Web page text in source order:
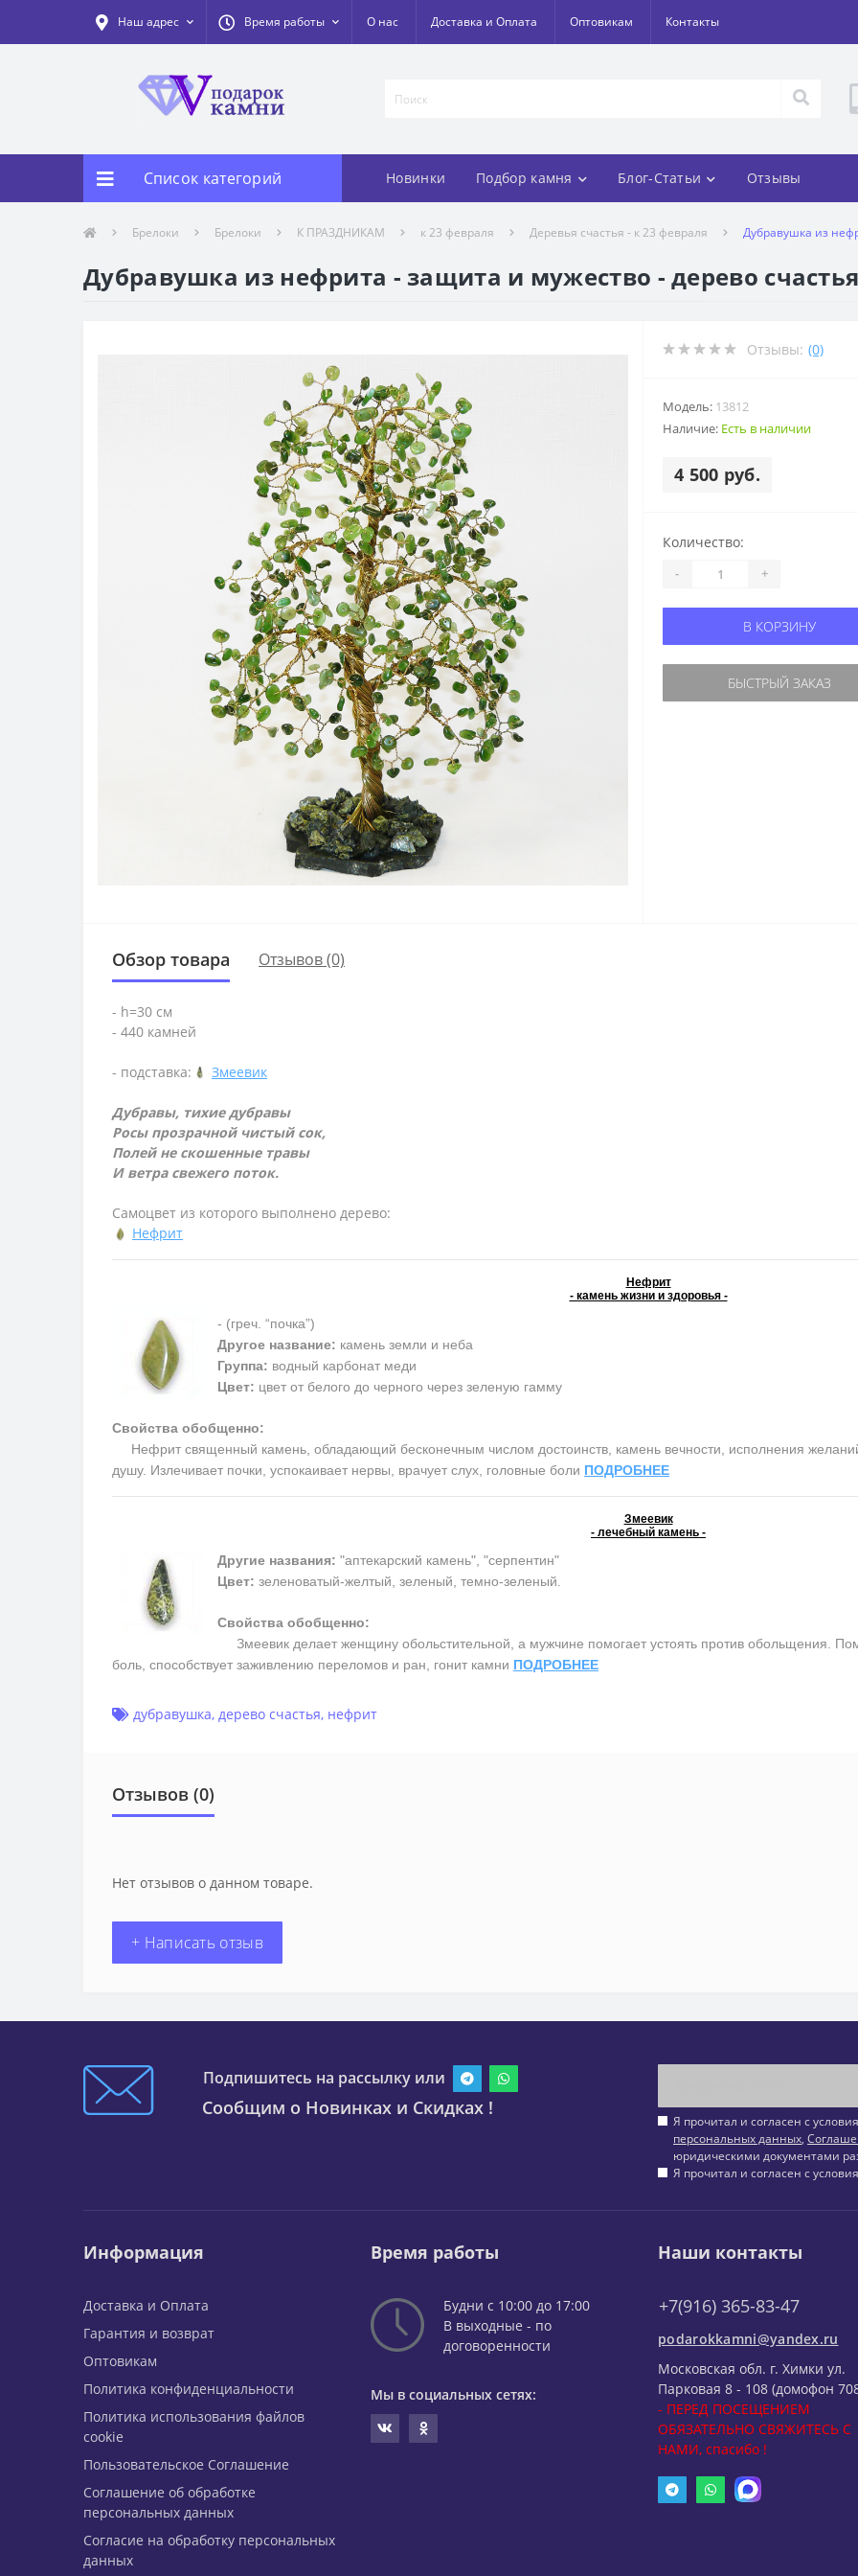
Наш адрес Время работы О нас Доставка и Оплата Оптовикам Контакты
Список категорий Новинки Подбор камня Блог-Статьи Отзывы
Брелоки Брелоки К ПРАЗДНИКАМ к 23 февраля Деревья счастья - к 23 февраля Дубравушка из
Дубравушка из нефрита - защита и мужество - дерево
Отзывы: (0)
Модель: 13812
Наличие: Есть в наличии
4 500 руб.
Количество:
- +
В КОРЗИНУ
БЫСТРЫЙ ЗАКАЗ
Обзор товара Отзывов (0)
- h=30 см
- 440 камней
- подставка: Змеевик
Дубравы, тихие дубравы
Росы прозрачной чистый сок,
Полей не скошенные травы
И ветра свежего поток.
Самоцвет из которого выполнено дерево:
Нефрит
Нефрит
- камень жизни и здоровья -
- (греч. “почка”)
Другое название: камень земли и неба
Группа: водный карбонат меди
Цвет: цвет от белого до черного через зеленую гамму
Свойства обобщенно:
Нефрит священный камень, обладающий бесконечным числом достоинств, камень вечности, исполнения
душу. Излечивает почки, успокаивает нервы, врачует слух, головные боли ПОДРОБНЕЕ
Змеевик
- лечебный камень -
Другие названия: "аптекарский камень", "серпентин"
Цвет: зеленоватый-желтый, зеленый, темно-зеленый.
Свойства обобщенно:
Змеевик делает женщину обольстительной, а мужчине помогает устоять против обольщения.
боль, способствует заживлению переломов и ран, гонит камни ПОДРОБНЕЕ
дубравушка, дерево счастья, нефрит
Отзывов (0)
Нет отзывов о данном товаре.
+ Написать отзыв
Подпишитесь на рассылку или
Сообщим о Новинках и Скидках !
Я прочитал и согласен с
персональных данных,
юридическими документами
Я прочитал и согласен с
Информация
Доставка и Оплата
Гарантия и возврат
Оптовикам
Политика конфиденциальности
Политика использования файлов
cookie
Пользовательское Соглашение
Соглашение об обработке
персональных данных
Согласие на обработку персональных
данных
Время работы
Будни с 10:00 до 17:00
В выходные - по
договоренности
Мы в социальных сетях:
Наши контакты
+7(916) 365-83-47
podarokkamni@yandex.ru
Московская обл. г. Химки ул.
Парковая 8 - 108 (домофон
- ПЕРЕД ПОСЕЩЕНИЕМ
ОБЯЗАТЕЛЬНО СВЯЖИТЕСЬ С
НАМИ, спасибо !